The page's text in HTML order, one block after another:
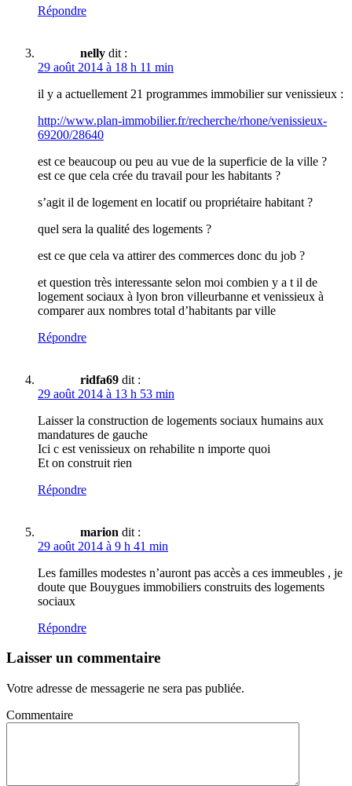
Répondre
nelly dit :
29 août 2014 à 18 h 11 min
il y a actuellement 21 programmes immobilier sur venissieux :
http://www.plan-immobilier.fr/recherche/rhone/venissieux-
69200/28640
est ce beaucoup ou peu au vue de la superficie de la ville ?
est ce que cela crée du travail pour les habitants ?
s’agit il de logement en locatif ou propriétaire habitant ?
quel sera la qualité des logements ?
est ce que cela va attirer des commerces donc du job ?
et question très interessante selon moi combien y a t il de
logement sociaux à lyon bron villeurbanne et venissieux à
comparer aux nombres total d’habitants par ville
Répondre
ridfa69 dit :
29 août 2014 à 13 h 53 min
Laisser la construction de logements sociaux humains aux
mandatures de gauche
Ici c est venissieux on rehabilite n importe quoi
Et on construit rien
Répondre
marion dit :
29 août 2014 à 9 h 41 min
Les familles modestes n’auront pas accès a ces immeubles , je
doute que Bouygues immobiliers construits des logements
sociaux
Répondre
Laisser un commentaire
Votre adresse de messagerie ne sera pas publiée.
Commentaire